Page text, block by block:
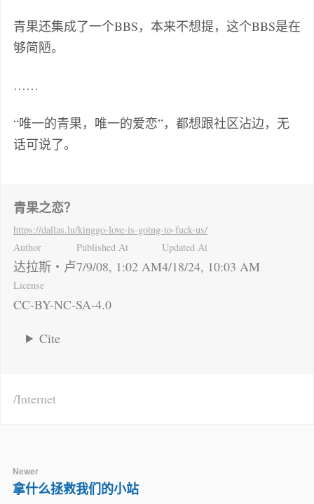
青果还集成了一个BBS，本来不想提，这个BBS是在
够简陋。
……
“唯一的青果，唯一的爱恋”，都想跟社区沾边，无
话可说了。
青果之恋？
https://dallas.lu/kinggo-love-is-going-to-fuck-us/
Author
达拉斯・卢
Published At
7/9/08, 1:02 AM
Updated At
4/18/24, 10:03 AM
License
CC-BY-NC-SA-4.0
Cite
Internet
Newer
拿什么拯救我们的小站